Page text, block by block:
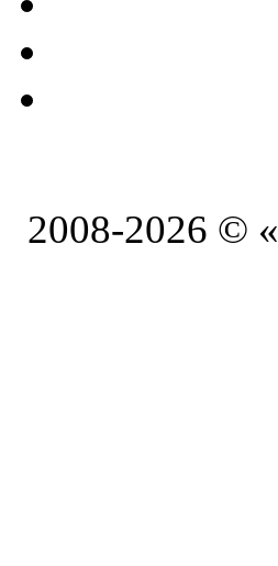
2008-2026 © «